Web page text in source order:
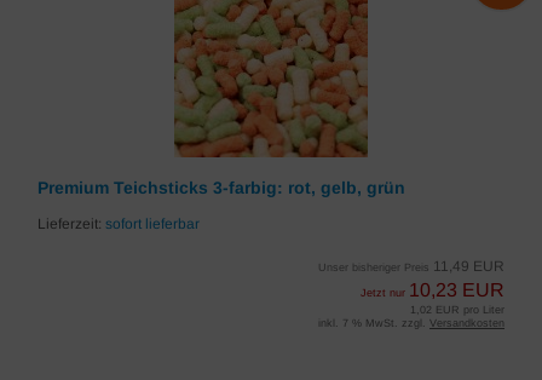
Premium Teichsticks 3-farbig: rot, gelb, grün
Lieferzeit: sofort lieferbar
Unser bisheriger Preis 11,49 EUR
Jetzt nur 10,23 EUR
1,02 EUR pro Liter
inkl. 7 % MwSt. zzgl. Versandkosten